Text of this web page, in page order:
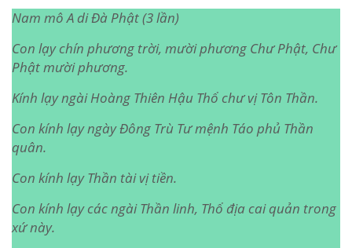
Nam mô A di Đà Phật (3 lần)
Con lạy chín phương trời, mười phương Chư Phật, Chư
Phật mười phương.
Kính lạy ngài Hoàng Thiên Hậu Thổ chư vị Tôn Thần.
Con kính lạy ngày Đông Trù Tư mệnh Táo phủ Thần
quân.
Con kính lạy Thần tài vị tiền.
Con kính lạy các ngài Thần linh, Thổ địa cai quản trong
xứ này.